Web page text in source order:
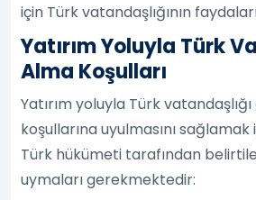
için Türk vatandaşlığının
Yatırım Yoluyla Türk
Alma Koşulları
Yatırım yoluyla Türk
koşullarına uyulmasını sağlamak
Türk hükümeti tarafından
uymaları gerekmektedir: